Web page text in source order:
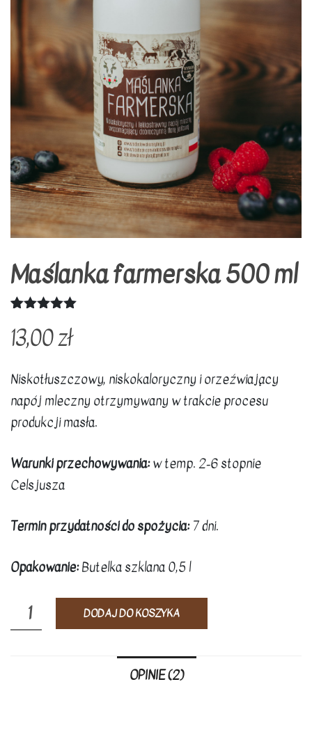
Maślanka farmerska 500 ml
5.00na 5
na
ocen
klientów
13,00zł
Niskotłuszczowy, niskokaloryczny i orzeźwiający
napój mleczny otrzymywany w trakcie procesu
produkcji masła.
Warunki przechowywania:w temp. 2-6 stopnie
Celsjusza
Termin przydatności do spożycia:7 dni.
Opakowanie:Butelka szklana 0,5 l
ilość
Maślanka
DODAJ DO KOSZYKA
OPINIE (2)